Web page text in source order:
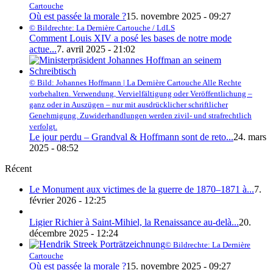
Cartouche
Où est passée la morale ?15. novembre 2025 - 09:27
© Bildrechte: La Dernière Cartouche / LdLS
Comment Louis XIV a posé les bases de notre mode
actue...7. avril 2025 - 21:02
© Bild: Johannes Hoffmann | La Dernière Cartouche Alle Rechte
vorbehalten. Verwendung, Vervielfältigung oder Veröffentlichung –
ganz oder in Auszügen – nur mit ausdrücklicher schriftlicher
Genehmigung. Zuwiderhandlungen werden zivil- und strafrechtlich
verfolgt.
Le jour perdu – Grandval & Hoffmann sont de reto...24. mars
2025 - 08:52
Récent
Le Monument aux victimes de la guerre de 1870–1871 à...7.
février 2026 - 12:25
Ligier Richier à Saint-Mihiel, la Renaissance au-delà...20.
décembre 2025 - 12:24
© Bildrechte: La Dernière
Cartouche
Où est passée la morale ?15. novembre 2025 - 09:27